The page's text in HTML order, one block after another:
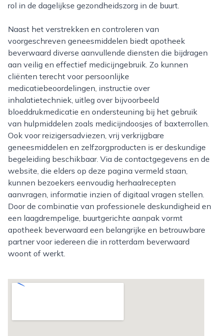
rol in de dagelijkse gezondheidszorg in de buurt.
Naast het verstrekken en controleren van
voorgeschreven geneesmiddelen biedt apotheek
beverwaard diverse aanvullende diensten die bijdragen
aan veilig en effectief medicijngebruik. Zo kunnen
cliënten terecht voor persoonlijke
medicatiebeoordelingen, instructie over
inhalatietechniek, uitleg over bijvoorbeeld
bloeddrukmedicatie en ondersteuning bij het gebruik
van hulpmiddelen zoals medicijndoosjes of baxterrollen.
Ook voor reizigersadviezen, vrij verkrijgbare
geneesmiddelen en zelfzorgproducten is er deskundige
begeleiding beschikbaar. Via de contactgegevens en de
website, die elders op deze pagina vermeld staan,
kunnen bezoekers eenvoudig herhaalrecepten
aanvragen, informatie inzien of digitaal vragen stellen.
Door de combinatie van professionele deskundigheid en
een laagdrempelige, buurtgerichte aanpak vormt
apotheek beverwaard een belangrijke en betrouwbare
partner voor iedereen die in rotterdam beverwaard
woont of werkt.